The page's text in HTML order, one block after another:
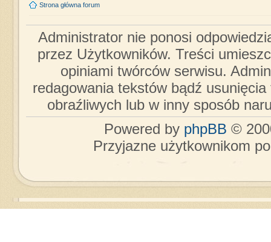
Strona główna forum
Administrator nie ponosi
przez Użytkowników. Treści
opiniami twórców serwisu.
redagowania tekstów bądź
obraźliwych lub w inny sposób
Powered by phpBB ©
Przyjazne użytkownikom